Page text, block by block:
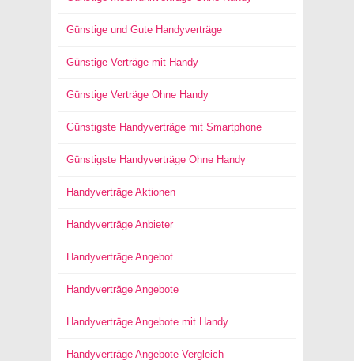
Günstige und Gute Handyverträge
Günstige Verträge mit Handy
Günstige Verträge Ohne Handy
Günstigste Handyverträge mit Smartphone
Günstigste Handyverträge Ohne Handy
Handyverträge Aktionen
Handyverträge Anbieter
Handyverträge Angebot
Handyverträge Angebote
Handyverträge Angebote mit Handy
Handyverträge Angebote Vergleich